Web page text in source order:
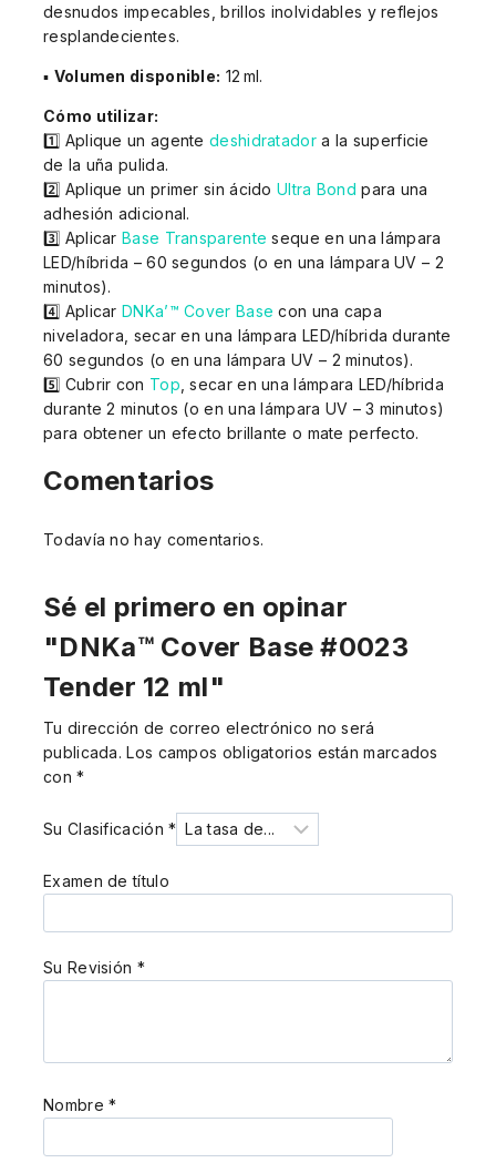
desnudos impecables, brillos inolvidables y reflejos
resplandecientes.
▪ Volumen disponible: 12 ml.
Cómo utilizar:
1️⃣ Aplique un agentedeshidratadora la superficie
de la uña pulida.
2️⃣ Aplique un primer sin ácidoUltra Bond para una
adhesión adicional.
3️⃣ Aplicar Base Transparente seque en una lámpara
LED/híbrida – 60 segundos (o en una lámpara UV – 2
minutos).
4️⃣ Aplicar DNKa’™ Cover Base con una capa
niveladora, secar en una lámpara LED/híbrida durante
60 segundos (o en una lámpara UV – 2 minutos).
5️⃣ Cubrir con Top , secar en una lámpara LED/híbrida
durante 2 minutos (o en una lámpara UV – 3 minutos)
para obtener un efecto brillante o mate perfecto.
Comentarios
Todavía no hay comentarios.
Sé el primero en opinar
"DNKa™ Cover Base #0023
Tender 12 ml"
Tu dirección de correo electrónico no será
publicada. Los campos obligatorios están marcados
con*
Su Clasificación*
Examen de título
Su Revisión *
Nombre*